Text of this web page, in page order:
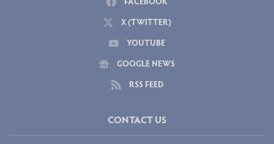
X (TWITTER)
YOUTUBE
GOOGLE NEWS
RSS FEED
CONTACT US